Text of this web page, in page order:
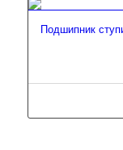
Подшипник